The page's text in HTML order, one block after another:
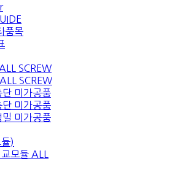
품목
SCREW
SCREW
단 미가공품
단 미가공품
밀 미가공품
)
모듈 ALL